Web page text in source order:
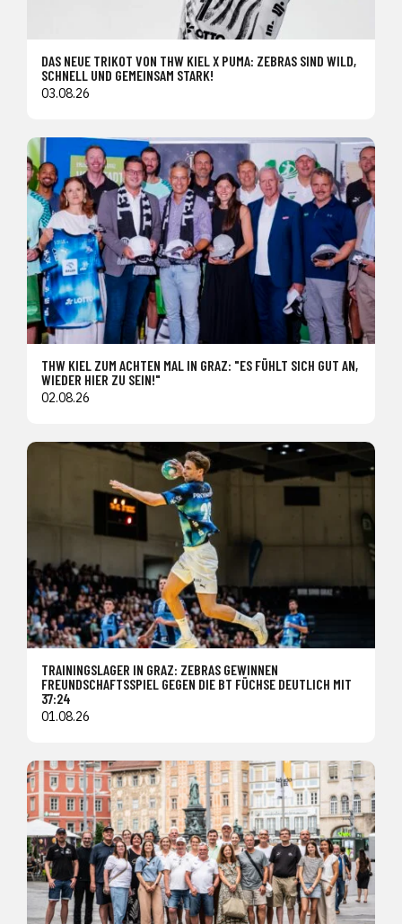
DAS NEUE TRIKOT VON THW KIEL X PUMA: ZEBRAS SIND WILD,
SCHNELL UND GEMEINSAM STARK!
03.08.26
THW KIEL ZUM ACHTEN MAL IN GRAZ: "ES FÜHLT SICH GUT AN,
WIEDER HIER ZU SEIN!"
02.08.26
TRAININGSLAGER IN GRAZ: ZEBRAS GEWINNEN
FREUNDSCHAFTSSPIEL GEGEN DIE BT FÜCHSE DEUTLICH MIT
37:24
01.08.26